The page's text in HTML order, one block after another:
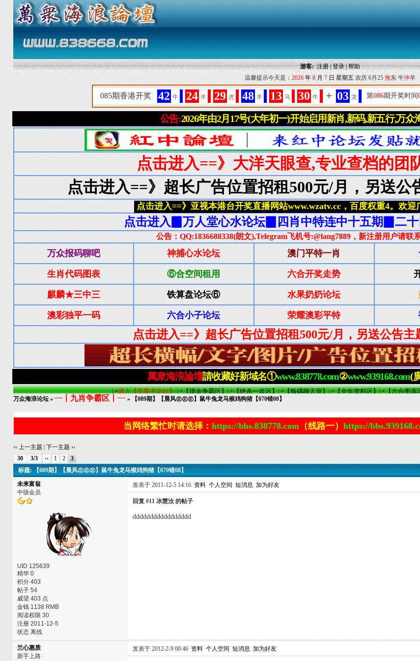
游客:注册|登录|帮助
温馨提示今天是： 2026年 8月 7日 星期五 农历 6月25 煞东 牛沖羊
万众海浪论坛» ┈┋九肖争霸区┋┈ » 【089期】【晨风㊣㊣㊣】鼠牛兔龙马猴鸡狗猪【070错08】
当网络繁忙时请选择： https://bbs.838778.com（线路一） https://
‹‹ 上一主题
下一主题 ››
30
3/3 ‹‹ 1 2
3
标题: 【089期】【晨风㊣㊣㊣】鼠牛兔龙马猴鸡狗猪【070错08】
未来富翁
中级会员
UID 125639
精华 0
积分 403
帖子 54
威望 403 点
金钱 1138 RMB
阅读权限 30
注册 2011-12-5
状态 离线
发表于 2011-12-5 14:16 资料 个人空间 短消息 加为好友
回复 #11 冰慧汝 的帖子
ddddddddddddddddd
兰心惠质
新手上路
发表于 2012-2-9 00:46 资料 个人空间 短消息 加为好友